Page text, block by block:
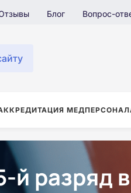
Блог Вопрос-
й разряд